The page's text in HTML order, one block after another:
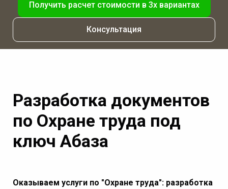
Получить расчет стоимости в 3х вариантах
Консультация
Разработка документов
по Охране труда под
ключ Абаза
Оказываем услуги по "Охране труда": разработка